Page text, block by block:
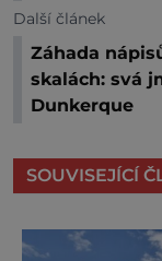
Další článek
Záhada
skalách: svá
Dunkerque
SOUVISEJÍCÍ